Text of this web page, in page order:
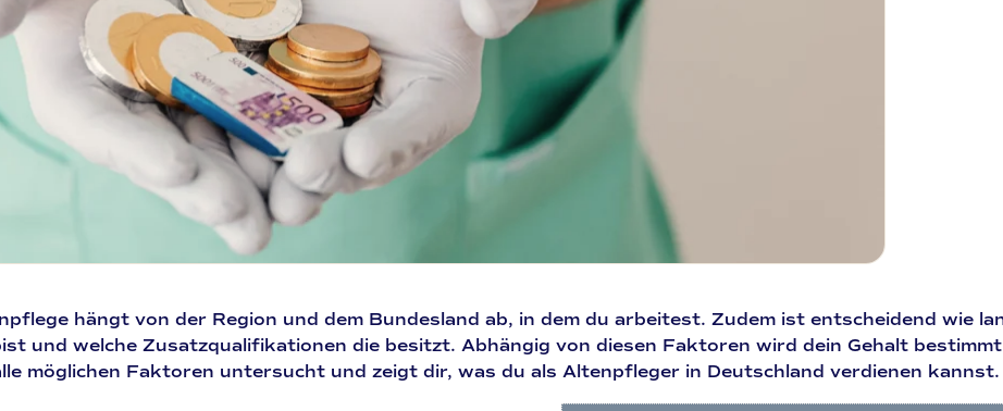
hängt von der Region und dem Bundesland ab, in dem du arbeitest. Zudem ist entscheidend wie
und welche Zusatzqualifikationen die besitzt. Abhängig von diesen Faktoren wird dein Gehalt
möglichen Faktoren untersucht und zeigt dir, was du als Altenpfleger in Deutschland verdienen kannst.